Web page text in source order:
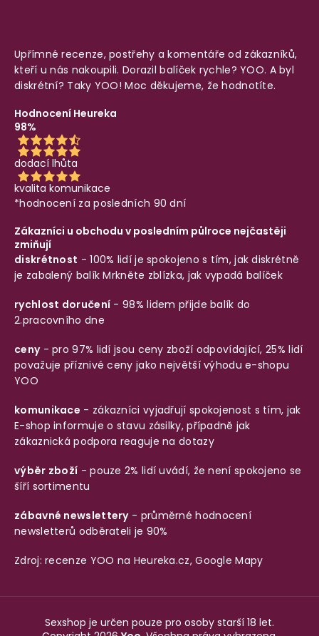
Upřímné recenze, postřehy a komentáře od zákazníků,
kteří u nás nakoupili. Dorazil balíček rychle? YOO. A byl
diskrétní? Taky YOO! Moc děkujeme, že hodnotíte.
Hodnocení Heureka
98%
dodací lhůta
kvalita komunikace
*hodnocení za posledních 90 dní
Zákazníci u obchodu v posledním půlroce nejčastěji
zmiňují
diskrétnost - 100% lidí je spokojeno s tím, jak diskrétně
je zabalený balíkMrkněte zblízka, jak vypadá balíček
rychlost doručení - 98% lidem přijde balík do
2.pracovního dne
ceny- pro 97% lidí jsou ceny zboží odpovídající, 25% lidí
považuje příznivé ceny jako největší výhodu e-shopu
YOO
komunikace - zákazníci vyjadřují spokojenost s tím, jak
E-shop informuje o stavu zásilky, případně jak
zákaznická podpora reaguje na dotazy
výběr zboží - pouze 2% lidí uvádí, že není spokojeno se
šíří sortimentu
zábavné newslettery- průměrné hodnocení
newsletterů odběrateli je 90%
Zdroj: recenze YOO na Heureka.cz,Google Mapy
Sexshop je určen pouze pro osoby starší 18 let.